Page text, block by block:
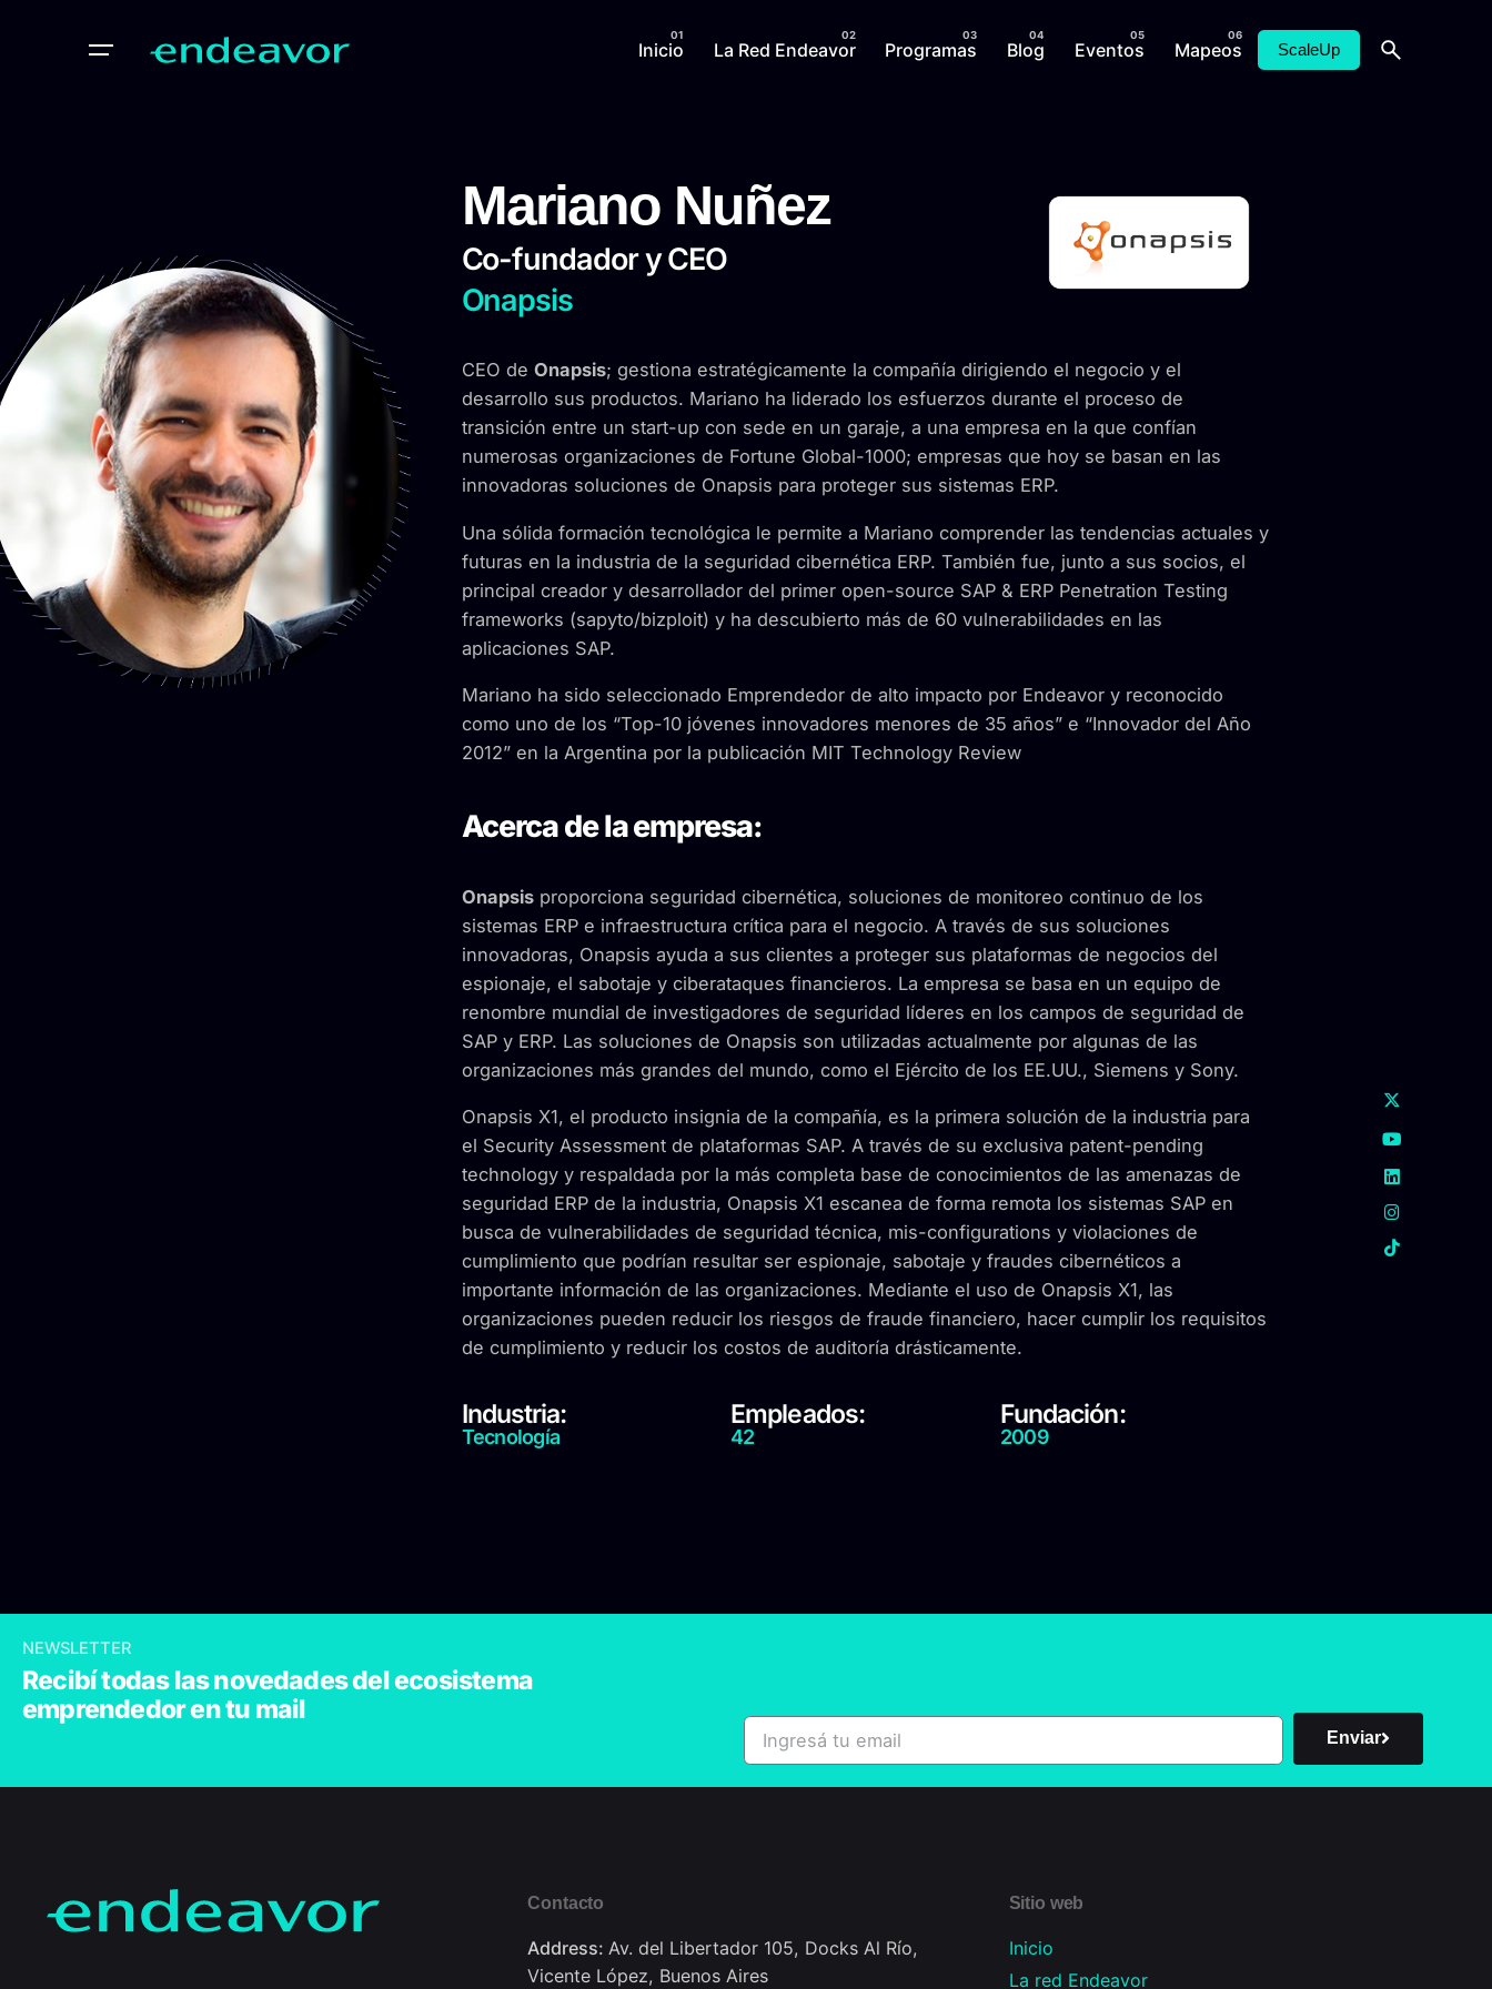
Inicio La Red Endeavor Programas Blog Eventos Mapeos ScaleUp
Mariano Nuñez
Co-fundador y CEO
Onapsis
CEO de Onapsis; gestiona estratégicamente la compañía dirigiendo el negocio y el
desarrollo sus productos. Mariano ha liderado los esfuerzos durante el proceso de
transición entre un start-up con sede en un garaje, a una empresa en la que confían
numerosas organizaciones de Fortune Global-1000; empresas que hoy se basan en las
innovadoras soluciones de Onapsis para proteger sus sistemas ERP.
Una sólida formación tecnológica le permite a Mariano comprender las tendencias actuales y
futuras en la industria de la seguridad cibernética ERP. También fue, junto a sus socios, el
principal creador y desarrollador del primer open-source SAP & ERP Penetration Testing
frameworks (sapyto/bizploit) y ha descubierto más de 60 vulnerabilidades en las
aplicaciones SAP.
Mariano ha sido seleccionado Emprendedor de alto impacto por Endeavor y reconocido
como uno de los “Top-10 jóvenes innovadores menores de 35 años” e “Innovador del Año
2012” en la Argentina por la publicación MIT Technology Review
Acerca de la empresa:
Onapsisproporciona seguridad cibernética, soluciones de monitoreo continuo de los
sistemas ERP e infraestructura crítica para el negocio. A través de sus soluciones
innovadoras, Onapsis ayuda a sus clientes a proteger sus plataformas de negocios del
espionaje, el sabotaje y ciberataques financieros. La empresa se basa en un equipo de
renombre mundial de investigadores de seguridad líderes en los campos de seguridad de
SAP y ERP. Las soluciones de Onapsis son utilizadas actualmente por algunas de las
organizaciones más grandes del mundo, como el Ejército de los EE.UU., Siemens y Sony.
Onapsis X1, el producto insignia de la compañía, es la primera solución de la industria para
el Security Assessment de plataformas SAP. A través de su exclusiva patent-pending
technology y respaldada por la más completa base de conocimientos de las amenazas de
seguridad ERP de la industria, Onapsis X1 escanea de forma remota los sistemas SAP en
busca de vulnerabilidades de seguridad técnica, mis-configurations y violaciones de
cumplimiento que podrían resultar ser espionaje, sabotaje y fraudes cibernéticos a
importante información de las organizaciones. Mediante el uso de Onapsis X1, las
organizaciones pueden reducir los riesgos de fraude financiero, hacer cumplir los requisitos
de cumplimiento y reducir los costos de auditoría drásticamente.
Industria:
Tecnología
Empleados:
42
Fundación:
2009
NEWSLETTER
Recibí todas las novedades del ecosistema
emprendedor en tu mail
Enviar
Contacto
Address: Av. del Libertador 105, Docks Al Río,
Vicente López, Buenos Aires
Sitio web
Inicio
La red Endeavor